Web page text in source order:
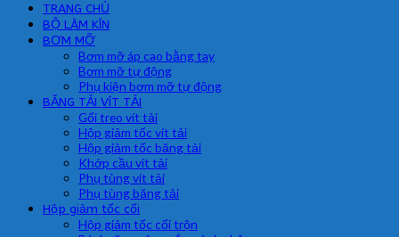
TRANG CHỦ
BỘ LÀM KÍN
BƠM MỠ
Bơm mỡ áp cao bằng tay
Bơm mỡ tự động
Phụ kiện bơm mỡ tự động
BĂNG TẢI VÍT TẢI
Gối treo vít tải
Hộp giảm tốc vít tải
Hộp giảm tốc băng tải
Khớp cầu vít tải
Phụ tùng vít tải
Phụ tùng băng tải
Hộp giảm tốc cối
Hộp giảm tốc cối trộn